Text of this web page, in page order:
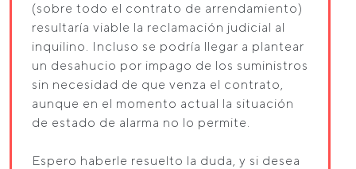
(sobre todo el contrato de arrendamiento)
resultaría viable la reclamación judicial al
inquilino. Incluso se podría llegar a plantear
un desahucio por impago de los suministros
sin necesidad de que venza el contrato,
aunque en el momento actual la situación
de estado de alarma no lo permite.
Espero haberle resuelto la duda, y si desea